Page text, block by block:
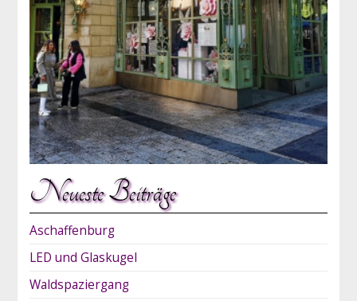
Neueste Beiträge
Aschaffenburg
LED und Glaskugel
Waldspaziergang